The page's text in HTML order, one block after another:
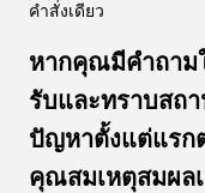
คำสั่งเดียว
หากคุณมีคำถาม
รับและทราบสถ
ปัญหาตั้งแต่แรก
คุณสมเหตุสมผล